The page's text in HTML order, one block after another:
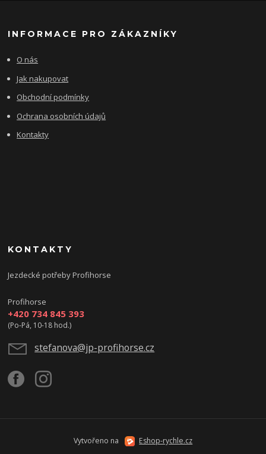
INFORMACE PRO ZÁKAZNÍKY
O nás
Jak nakupovat
Obchodní podmínky
Ochrana osobních údajů
Kontakty
KONTAKTY
Jezdecké potřeby Profihorse
Profihorse
+420 734 845 393
(Po-Pá, 10-18 hod.)
stefanova@jp-profihorse.cz
Vytvořeno na Eshop-rychle.cz